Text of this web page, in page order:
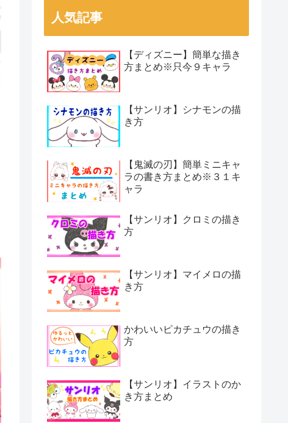
人気記事
【ディズニー】簡単な描き
方まとめ※只今９キャラ
【サンリオ】シナモンの描
き方
【鬼滅の刃】簡単ミニキャ
ラの書き方まとめ※３１キ
ャラ
【サンリオ】クロミの描き
方
【サンリオ】マイメロの描
き方
かわいいピカチュウの描き
方
【サンリオ】イラストのか
き方まとめ